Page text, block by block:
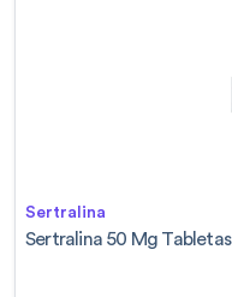
Sertralina
Sertralina 50 Mg Tabletas